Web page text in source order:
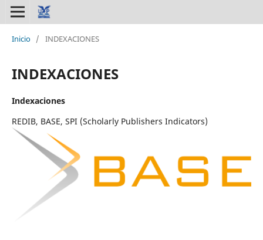
Inicio / INDEXACIONES
INDEXACIONES
Indexaciones
REDIB, BASE, SPI (Scholarly Publishers Indicators)